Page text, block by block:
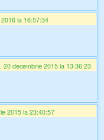
la 16:57:34
20 decembrie 2015 la 13:36:23
2015 la 23:40:57